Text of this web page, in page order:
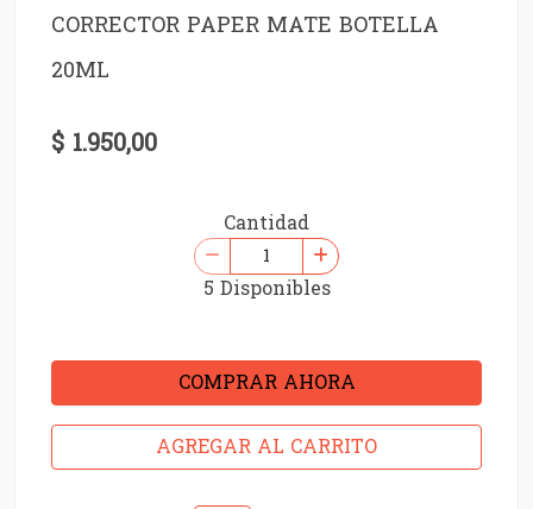
CORRECTOR PAPER MATE BOTELLA
20ML
$ 1.950,00
Cantidad
5 Disponibles
COMPRAR AHORA
AGREGAR AL CARRITO